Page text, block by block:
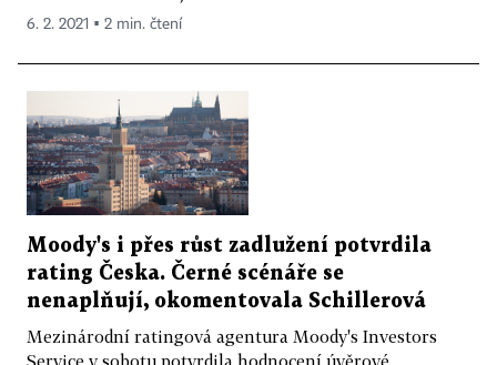
6. 2. 2021 ▪ 2 min. čtení
Moody's i přes růst zadlužení potvrdila
rating Česka. Černé scénáře se
nenaplňují, okomentovala Schillerová
Mezinárodní ratingová agentura Moody's Investors
Service v sobotu potvrdila hodnocení úvěrové